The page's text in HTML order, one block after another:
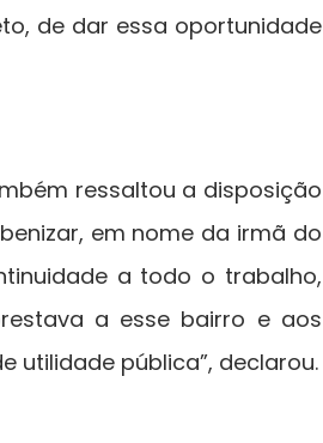
de dar essa oportunidade
ressaltou a disposição
em nome da irmã do
a todo o trabalho,
a esse bairro e aos
utilidade pública”, declarou.